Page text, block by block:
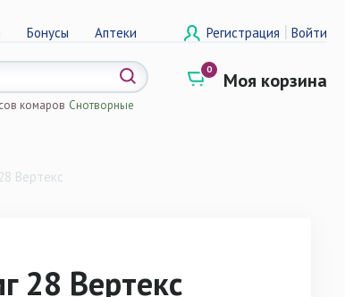
Бонусы Аптеки Регистрация | Войти
0 Моя корзина
комаров Снотворные
Вертекс
28 Вертекс